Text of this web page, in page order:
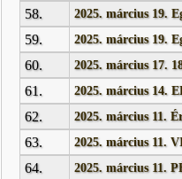
58. 2025. március 19.
59. 2025. március 19.
60. 2025. március 17.
61. 2025. március 14.
62. 2025. március 11.
63. 2025. március 11.
64. 2025. március 11.